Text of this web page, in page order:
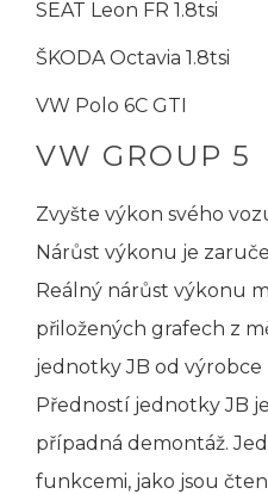
SEAT Leon FR 1.8tsi
ŠKODA Octavia 1.8tsi
VW Polo 6C GTI
VW GROUP 5
Zvyšte výkon svého
Nárůst výkonu je
Reálný nárůst výkonu
přiložených grafech z
jednotky JB od
Předností jednotky JB
případná demontáž.
funkcemi, jako jsou